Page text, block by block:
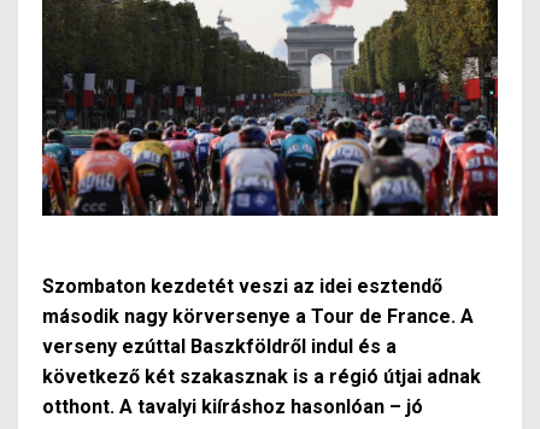
Szombaton kezdetét veszi az idei esztendő
második nagy körversenye a Tour de France. A
verseny ezúttal Baszkföldről indul és a
következő két szakasznak is a régió útjai adnak
otthont. A tavalyi kiíráshoz hasonlóan – jó